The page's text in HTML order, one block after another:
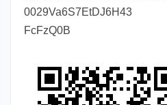
0029Va6S7EtDJ6H43
FcFzQ0B